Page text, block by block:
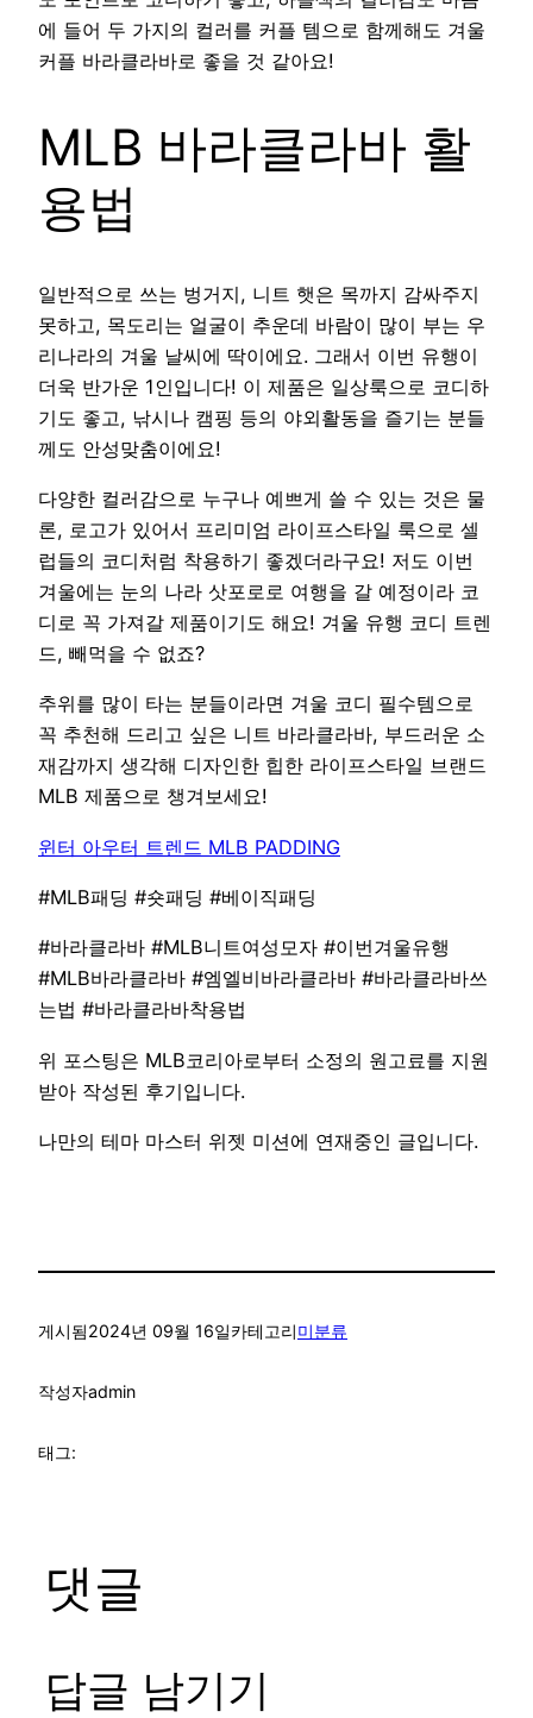
에 들어 두 가지의 컬러를 커플 템으로 함께해도 겨울
커플 바라클라바로 좋을 것 같아요!
MLB 바라클라바 활
용법
일반적으로 쓰는 벙거지, 니트 햇은 목까지 감싸주지
못하고, 목도리는 얼굴이 추운데 바람이 많이 부는 우
리나라의 겨울 날씨에 딱이에요. 그래서 이번 유행이
더욱 반가운 1인입니다! 이 제품은 일상룩으로 코디하
기도 좋고, 낚시나 캠핑 등의 야외활동을 즐기는 분들
께도 안성맞춤이에요!
다양한 컬러감으로 누구나 예쁘게 쓸 수 있는 것은 물
론, 로고가 있어서 프리미엄 라이프스타일 룩으로 셀
럽들의 코디처럼 착용하기 좋겠더라구요! 저도 이번
겨울에는 눈의 나라 삿포로로 여행을 갈 예정이라 코
디로 꼭 가져갈 제품이기도 해요! 겨울 유행 코디 트렌
드, 빼먹을 수 없죠?
추위를 많이 타는 분들이라면 겨울 코디 필수템으로
꼭 추천해 드리고 싶은 니트 바라클라바, 부드러운 소
재감까지 생각해 디자인한 힙한 라이프스타일 브랜드
MLB 제품으로 챙겨보세요!
윈터 아우터 트렌드 MLB PADDING
#MLB패딩 #숏패딩 #베이직패딩
#바라클라바 #MLB니트여성모자 #이번겨울유행
#MLB바라클라바 #엠엘비바라클라바 #바라클라바쓰
는법 #바라클라바착용법
위 포스팅은 MLB코리아로부터 소정의 원고료를 지원
받아 작성된 후기입니다.
나만의 테마 마스터 위젯 미션에 연재중인 글입니다.
게시됨2024년 09월 16일카테고리미분류
작성자admin
태그:
댓글
답글 남기기